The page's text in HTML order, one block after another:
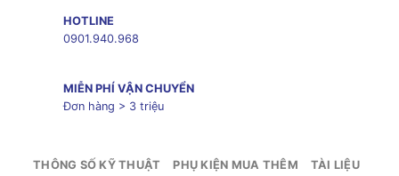
HOTLINE
0901.940.968
MIỄN PHÍ VẬN CHUYỂN
Đơn hàng > 3 triệu
THÔNG SỐ KỸ THUẬT PHỤ KIỆN MUA THÊM TÀI LIỆU